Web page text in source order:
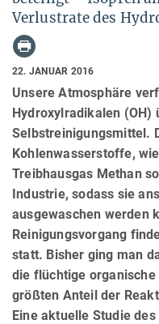
Verlustrate des
22. JANUAR 2016
Unsere Atmosphäre
Hydroxylradikalen (OH)
Selbstreinigungsmittel.
Kohlenwasserstoffe,
Treibhausgas Methan
Industrie, sodass sie
ausgewaschen werden
Reinigungsvorgang
statt. Bisher ging man
die flüchtige
größten Anteil der
Eine aktuelle Studie